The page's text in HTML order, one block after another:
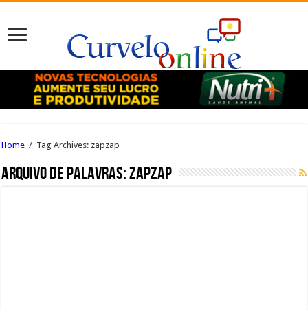
Home / Tag Archives: zapzap
Arquivo de palavras:zapzap